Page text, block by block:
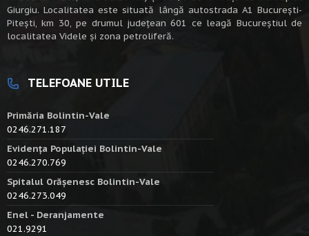
Giurgiu. Localitatea este situată lângă autostrada A1 Bucureşti-
Piteşti, km 30, pe drumul judeţean 601 ce leagă Bucureştiul de
localitatea Videle şi zona petroliferă.
TELEFOANE UTILE
Primăria Bolintin-Vale
0246.271.187
Evidența Populației Bolintin-Vale
0246.270.769
Spitalul Orășenesc Bolintin-Vale
0246.273.049
Enel - Deranjamente
021.9291